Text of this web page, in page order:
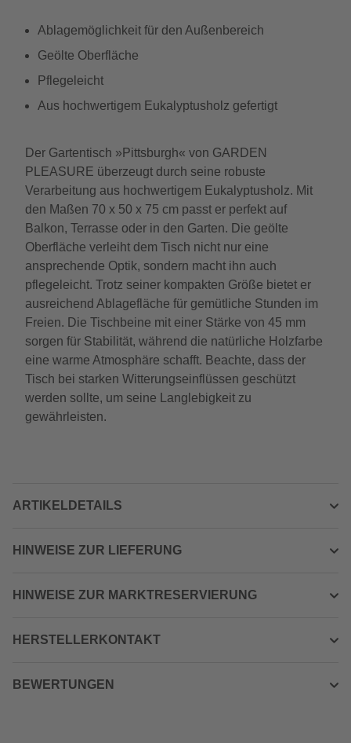
Ablagemöglichkeit für den Außenbereich
Geölte Oberfläche
Pflegeleicht
Aus hochwertigem Eukalyptusholz gefertigt
Der Gartentisch »Pittsburgh« von GARDEN
PLEASURE überzeugt durch seine robuste
Verarbeitung aus hochwertigem Eukalyptusholz. Mit
den Maßen 70 x 50 x 75 cm passt er perfekt auf
Balkon, Terrasse oder in den Garten. Die geölte
Oberfläche verleiht dem Tisch nicht nur eine
ansprechende Optik, sondern macht ihn auch
pflegeleicht. Trotz seiner kompakten Größe bietet er
ausreichend Ablagefläche für gemütliche Stunden im
Freien. Die Tischbeine mit einer Stärke von 45 mm
sorgen für Stabilität, während die natürliche Holzfarbe
eine warme Atmosphäre schafft. Beachte, dass der
Tisch bei starken Witterungseinflüssen geschützt
werden sollte, um seine Langlebigkeit zu
gewährleisten.
ARTIKELDETAILS
HINWEISE ZUR LIEFERUNG
HINWEISE ZUR MARKTRESERVIERUNG
HERSTELLERKONTAKT
BEWERTUNGEN